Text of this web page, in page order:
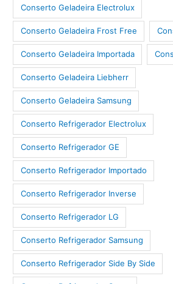
Conserto Geladeira Electrolux
Conserto Geladeira Frost Free
Conserto Geladeira Importada
Conserto Geladeira Liebherr
Conserto Geladeira Samsung
Conserto Refrigerador Electrolux
Conserto Refrigerador GE
Conserto Refrigerador Importado
Conserto Refrigerador Inverse
Conserto Refrigerador LG
Conserto Refrigerador Samsung
Conserto Refrigerador Side By Side